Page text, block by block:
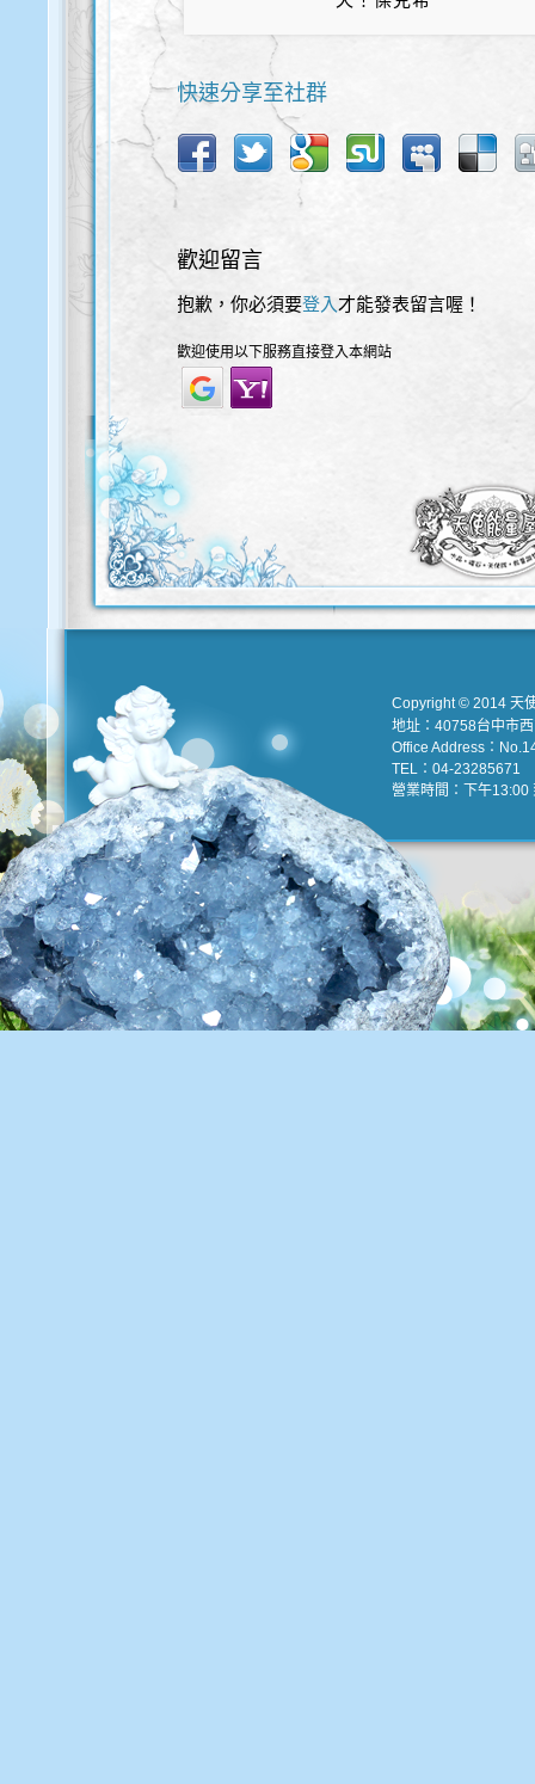
快速分享至社群
歡迎留言
抱歉，你必須要登入 才能發表留言喔！
歡迎使用以下服務直接登入本網站
Copyright © 2014 天
地址：40758台中市
Office Address：
TEL：04-23285671
營業時間：下午13:00